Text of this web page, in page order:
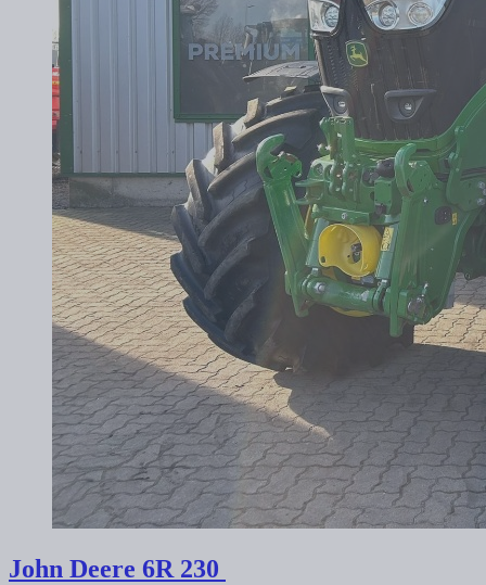
John Deere 6R 230